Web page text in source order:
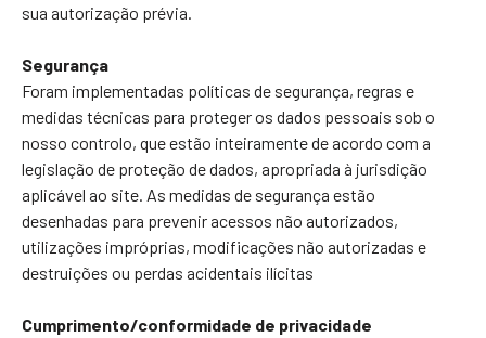
sua autorização prévia.
Segurança
Foram implementadas políticas de segurança, regras e
medidas técnicas para proteger os dados pessoais sob o
nosso controlo, que estão inteiramente de acordo com a
legislação de proteção de dados, apropriada à jurisdição
aplicável ao site. As medidas de segurança estão
desenhadas para prevenir acessos não autorizados,
utilizações impróprias, modificações não autorizadas e
destruições ou perdas acidentais ilícitas
Cumprimento/conformidade de privacidade